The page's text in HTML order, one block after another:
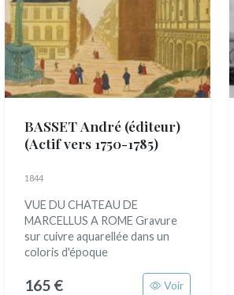
BASSET André (éditeur)
(Actif vers 1750-1785)
1844
VUE DU CHATEAU DE
MARCELLUS A ROME Gravure
sur cuivre aquarellée dans un
coloris d'époque
165 € Voir